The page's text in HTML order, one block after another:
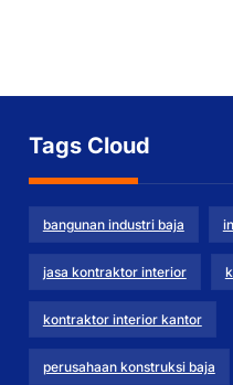
Tags Cloud
bangunan industri baja
jasa kontraktor interior
kontraktor interior kantor
perusahaan konstruksi baja